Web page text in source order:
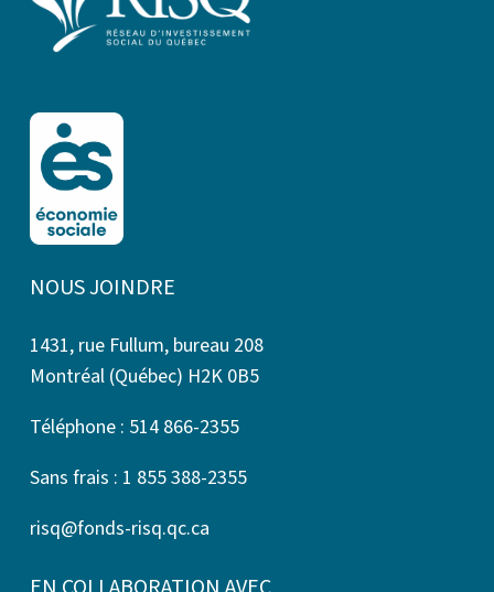
NOUS JOINDRE
1431, rue Fullum, bureau 208
Montréal (Québec) H2K 0B5
Téléphone : 514 866-2355
Sans frais : 1 855 388-2355
risq@fonds-risq.qc.ca